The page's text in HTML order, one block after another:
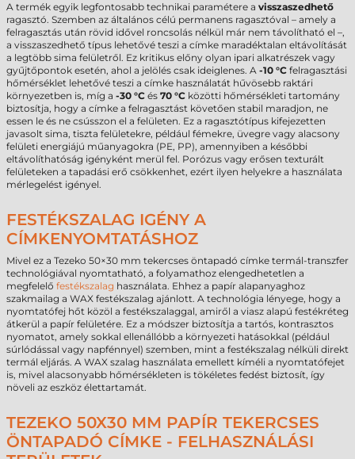
A termék egyik legfontosabb technikai paramétere a visszaszedhető
ragasztó. Szemben az általános célú permanens ragasztóval – amely a
felragasztás után rövid idővel roncsolás nélkül már nem távolítható el –,
a visszaszedhető típus lehetővé teszi a címke maradéktalan eltávolítását
a legtöbb sima felületről. Ez kritikus előny olyan ipari alkatrészek vagy
gyűjtőpontok esetén, ahol a jelölés csak ideiglenes. A -10 °C felragasztási
hőmérséklet lehetővé teszi a címke használatát hűvösebb raktári
környezetben is, míg a -30 °C és 70 °C közötti hőmérsékleti tartomány
biztosítja, hogy a címke a felragasztást követően stabil maradjon, ne
essen le és ne csússzon el a felületen. Ez a ragasztótípus kifejezetten
javasolt sima, tiszta felületekre, például fémekre, üvegre vagy alacsony
felületi energiájú műanyagokra (PE, PP), amennyiben a későbbi
eltávolíthatóság igényként merül fel. Porózus vagy erősen texturált
felületeken a tapadási erő csökkenhet, ezért ilyen helyekre a használata
mérlegelést igényel.
FESTÉKSZALAG IGÉNY A
CÍMKENYOMTATÁSHOZ
Mivel ez a Tezeko 50×30 mm tekercses öntapadó címke termál-transzfer
technológiával nyomtatható, a folyamathoz elengedhetetlen a
megfelelő festékszalag használata. Ehhez a papír alapanyaghoz
szakmailag a WAX festékszalag ajánlott. A technológia lényege, hogy a
nyomtatófej hőt közöl a festékszalaggal, amiről a viasz alapú festékréteg
átkerül a papír felületére. Ez a módszer biztosítja a tartós, kontrasztos
nyomatot, amely sokkal ellenállóbb a környezeti hatásokkal (például
súrlódással vagy napfénnyel) szemben, mint a festékszalag nélküli direkt
termál eljárás. A WAX szalag használata emellett kíméli a nyomtatófejet
is, mivel alacsonyabb hőmérsékleten is tökéletes fedést biztosít, így
növeli az eszköz élettartamát.
TEZEKO 50X30 MM PAPÍR TEKERCSES
ÖNTAPADÓ CÍMKE - FELHASZNÁLÁSI